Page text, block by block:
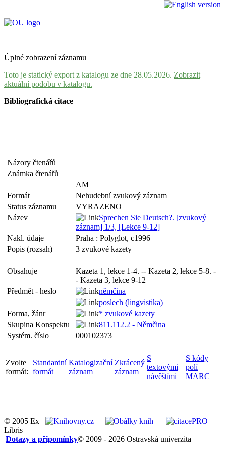
Úplné zobrazení záznamu
Toto je statický export z katalogu ze dne 28.05.2026. Zobrazit
aktuální podobu v katalogu.
Bibliografická citace
Názory čtenářů
Známka čtenářů
AM
Formát
Nehudební zvukový záznam
Status záznamu
VYRAZENO
Název
Sprechen Sie Deutsch?. [zvukový
záznam] 1/3, [Lekce 9-12]
Nakl. údaje
Praha : Polyglot, c1996
Popis (rozsah)
3 zvukové kazety
Obsahuje
Kazeta 1, lekce 1-4. -- Kazeta 2, lekce 5-8. -
- Kazeta 3, lekce 9-12
Předmět - heslo
němčina
poslech (lingvistika)
Forma, žánr
* zvukové kazety
Skupina Konspektu
811.112.2 - Němčina
Systém. číslo
000102373
Zvolte
formát:
Standardní
formát
Katalogizační
záznam
Zkrácený
záznam
S
textovými
návěštími
S kódy
polí
MARC
© 2005 Ex
Libris
© 2009 - 2026 Ostravská univerzita
Dotazy a připomínky